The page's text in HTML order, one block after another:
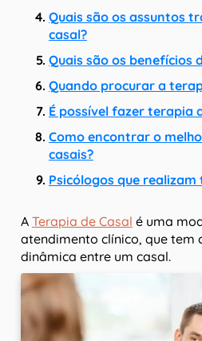
Quais são os assuntos
casal?
Quais são os benefícios
Quando procurar a
É possível fazer terapia
Como encontrar o
casais?
Psicólogos que
A Terapia de Casal é uma
atendimento clínico, que tem
dinâmica entre um casal.